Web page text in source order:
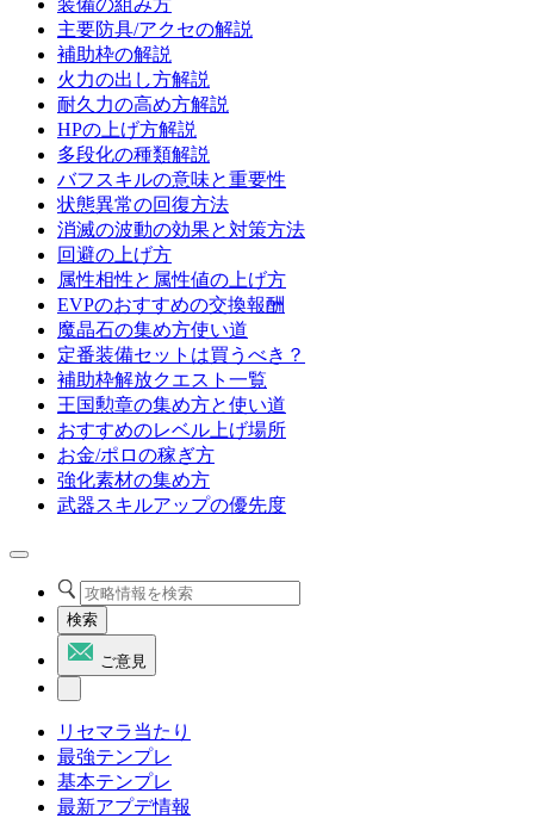
装備の組み方
主要防具/アクセの解説
補助枠の解説
火力の出し方解説
耐久力の高め方解説
HPの上げ方解説
多段化の種類解説
バフスキルの意味と重要性
状態異常の回復方法
消滅の波動の効果と対策方法
回避の上げ方
属性相性と属性値の上げ方
EVPのおすすめの交換報酬
魔晶石の集め方使い道
定番装備セットは買うべき？
補助枠解放クエスト一覧
王国勲章の集め方と使い道
おすすめのレベル上げ場所
お金/ポロの稼ぎ方
強化素材の集め方
武器スキルアップの優先度
検索
ご意見
リセマラ当たり
最強テンプレ
基本テンプレ
最新アプデ情報